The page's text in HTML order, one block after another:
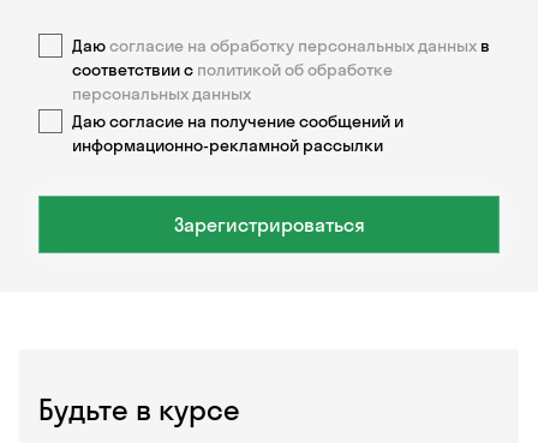
Будьте в курсе
Даюсогласие на обработку персональных данных в
соответствии с политикой об обработке
персональных данных
Даю согласие на получение сообщений и
информационно-рекламной рассылки
Зарегистрироваться